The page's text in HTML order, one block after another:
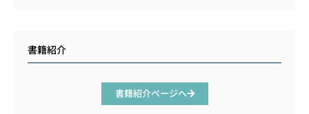
書籍紹介
書籍紹介ページへ